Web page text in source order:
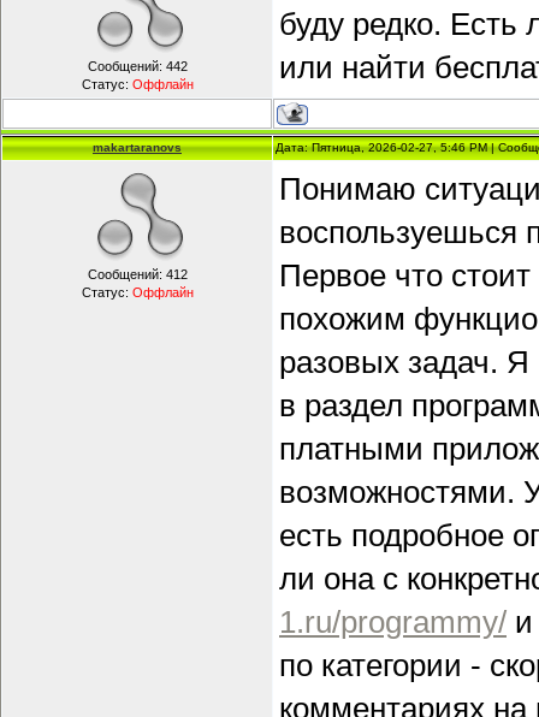
Сообщений: 442
Статус: Оффлайн
буду редко. Есть
или найти
makartaranovs Дата: Пятница, 2026-02-27, 5:46 PM |
Сообщений: 412
Статус: Оффлайн
Понимаю
воспользуешься
Первое что
похожим
разовых задач. Я
в раздел
платными
возможностями.
есть подробное
ли она с
1.ru/programmy/
по категории -
комментариях на